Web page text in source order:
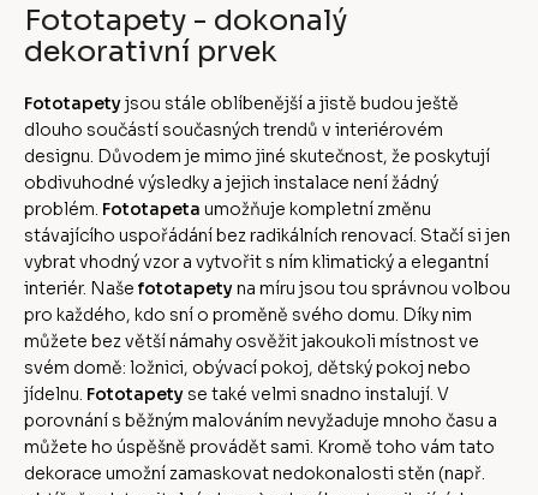
Fototapety - dokonalý
dekorativní prvek
Fototapetyjsou stále oblíbenější a jistě budou ještě
dlouho součástí současných trendů v interiérovém
designu. Důvodem je mimo jiné skutečnost, že poskytují
obdivuhodné výsledky a jejich instalace není žádný
problém. Fototapeta umožňuje kompletní změnu
stávajícího uspořádání bez radikálních renovací. Stačí si jen
vybrat vhodný vzor a vytvořit s ním klimatický a elegantní
interiér. Naše fototapetyna míru jsou tou správnou volbou
pro každého, kdo sní o proměně svého domu. Díky nim
můžete bez větší námahy osvěžit jakoukoli místnost ve
svém domě: ložnici, obývací pokoj, dětský pokoj nebo
jídelnu. Fototapety se také velmi snadno instalují. V
porovnání s běžným malováním nevyžaduje mnoho času a
můžete ho úspěšně provádět sami. Kromě toho vám tato
dekorace umožní zamaskovat nedokonalosti stěn (např.